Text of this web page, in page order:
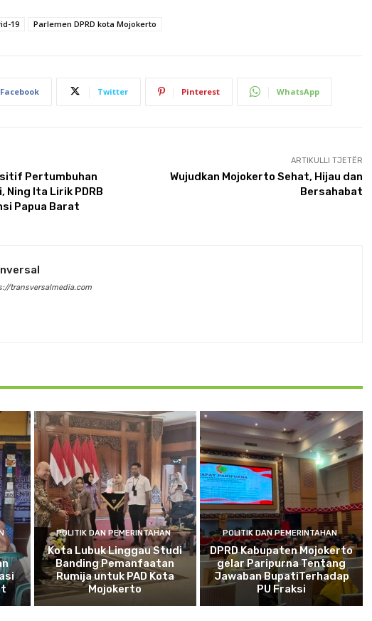
19 Parlemen DPRD kota Mojokerto
Facebook Twitter Pinterest WhatsApp
Pertumbuhan
Ning Ita Lirik PDRB
Papua Barat
ARTIKULLI TJETËR
Wujudkan Mojokerto Sehat, Hijau dan
Bersahabat
transversalmedia.com
POLITIK DAN PEMERINTAHAN
Kota Lubuk Linggau Studi
Banding Pemanfaatan
Rumija untuk PAD Kota
Mojokerto
POLITIK DAN PEMERINTAHAN
DPRD Kabupaten Mojokerto
gelar Paripurna Tentang
Jawaban BupatiTerhadap
PU Fraksi